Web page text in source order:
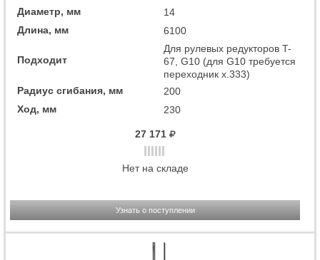
Диаметр, мм
14
Длина, мм
6100
Подходит
Для рулевых редукторов T-
67, G10 (для G10 требуется
переходник x.333)
Радиус сгибания, мм
200
Ход, мм
230
27 171
Нет на складе
Узнать о поступлении